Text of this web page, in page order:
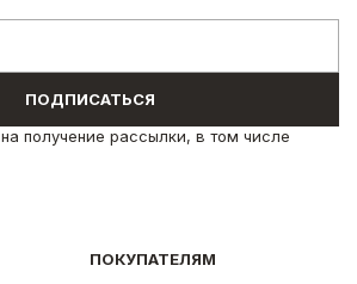
ПОКУПАТЕЛЯМ
ПОДПИСАТЬСЯ
на получение рассылки, в том числе